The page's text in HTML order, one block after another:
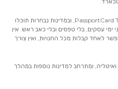
מצטרפים לשירות, נרשמים ל-PassportCard Tax Free, ובמדינות נבחרות תוכלו
עסקים, בלי טפסים ובלי כאב ראש. אין
לאחד קבלות מכל החנויות, ואין צורך
ומתרחב למדינות נוספות במהלך